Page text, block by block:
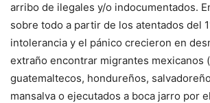
arribo de ilegales y/o indocumentados.
sobre todo a partir de los atentados del
intolerancia y el pánico crecieron en
extraño encontrar migrantes mexicanos
guatemaltecos, hondureños,
mansalva o ejecutados a boca jarro por